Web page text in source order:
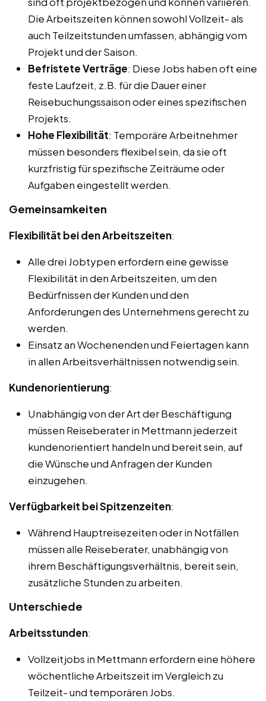
Die Arbeitszeiten können sowohl Vollzeit- als
auch Teilzeitstunden umfassen, abhängig vom
Projekt und der Saison.
Befristete Verträge: Diese Jobs haben oft eine
feste Laufzeit, z.B. für die Dauer einer
Reisebuchungssaison oder eines spezifischen
Projekts.
Hohe Flexibilität: Temporäre Arbeitnehmer
müssen besonders flexibel sein, da sie oft
kurzfristig für spezifische Zeiträume oder
Aufgaben eingestellt werden.
Gemeinsamkeiten
Flexibilität bei den Arbeitszeiten:
Alle drei Jobtypen erfordern eine gewisse
Flexibilität in den Arbeitszeiten, um den
Bedürfnissen der Kunden und den
Anforderungen des Unternehmens gerecht zu
werden.
Einsatz an Wochenenden und Feiertagen kann
in allen Arbeitsverhältnissen notwendig sein.
Kundenorientierung:
Unabhängig von der Art der Beschäftigung
müssen Reiseberater in Mettmann jederzeit
kundenorientiert handeln und bereit sein, auf
die Wünsche und Anfragen der Kunden
einzugehen.
Verfügbarkeit bei Spitzenzeiten:
Während Hauptreisezeiten oder in Notfällen
müssen alle Reiseberater, unabhängig von
ihrem Beschäftigungsverhältnis, bereit sein,
zusätzliche Stunden zu arbeiten.
Unterschiede
Arbeitsstunden:
Vollzeitjobs in Mettmann erfordern eine höhere
wöchentliche Arbeitszeit im Vergleich zu
Teilzeit- und temporären Jobs.